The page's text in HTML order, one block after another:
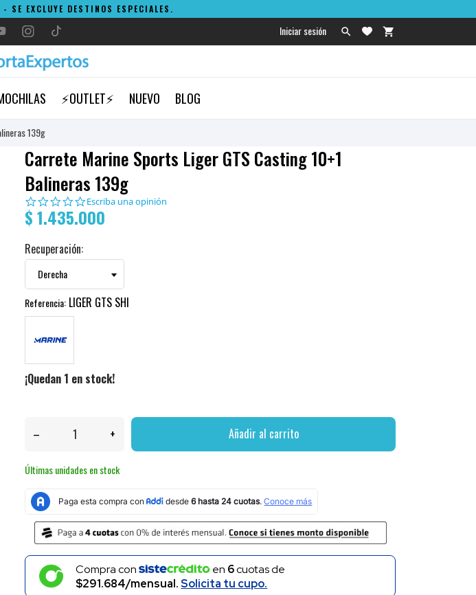
EXCLUYE DESTINOS ESPECIALES.
Iniciar sesión  shopping_cart
⚡OUTLET⚡ NUEVO BLOG
139g
Carrete Marine Sports Liger GTS Casting 10+1
Balineras 139g
0.0
star
rating
Escriba una opinión
$ 1.435.000
Recuperación:
Referencia: LIGER GTS SHI
¡Quedan 1 en stock!
– + Añadir al carrito
Últimas unidades en stock
Compra con en 6cuotas de
$291.684/mensual.Solicita tu cupo.